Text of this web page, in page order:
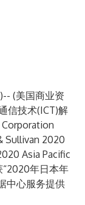
(美国商业资
信技术(ICT)解
Sullivan 2020
Asia Pacific
年日本年
中心服务提供